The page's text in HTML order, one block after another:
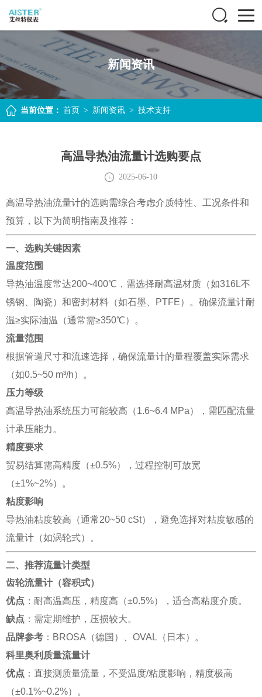
新闻资讯
当前位置： 首页 > 新闻资讯 > 技术支持
高温导热油流量计选购要点
2025-06-10
高温导热油流量计的选购需综合考虑介质特性、工况条件和
预算，以下为简明指南及推荐：
一、选购关键因素
温度范围
导热油温度常达200~400℃，需选择耐高温材质（如316L不
锈钢、陶瓷）和密封材料（如石墨、PTFE）。确保流量计耐
温≥实际油温（通常需≥350℃）。
流量范围
根据管道尺寸和流速选择，确保流量计的量程覆盖实际需求
（如0.5~50 m³/h）。
压力等级
高温导热油系统压力可能较高（1.6~6.4 MPa），需匹配流量
计承压能力。
精度要求
贸易结算需高精度（±0.5%），过程控制可放宽
（±1%~2%）。
粘度影响
导热油粘度较高（通常20~50 cSt），避免选择对粘度敏感的
流量计（如涡轮式）。
二、推荐流量计类型
齿轮流量计（容积式）
优点 ：耐高温高压，精度高（±0.5%），适合高粘度介质。
缺点 ：需定期维护，压损较大。
品牌参考 ：BROSA（德国）、OVAL（日本）。
科里奥利质量流量计
优点 ：直接测质量流量，不受温度/粘度影响，精度极高
（±0.1%~0.2%）。